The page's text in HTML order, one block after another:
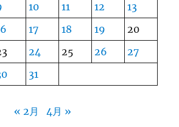
10 11 12
13
17 18 19
20
24 25 26
27
31
« 2月 4月 »